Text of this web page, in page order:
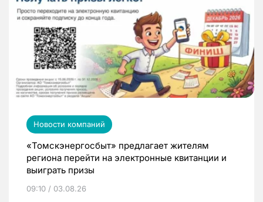
Новости компаний
«Томскэнергосбыт» предлагает жителям
региона перейти на электронные квитанции и
выиграть призы
09:10 / 03.08.26